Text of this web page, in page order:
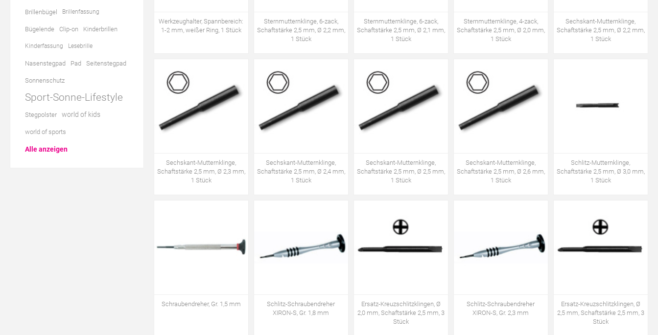
Werkzeughalter, Spannbereich:
1-2 mm, weißer Ring, 1 Stück
Sternmutternklinge, 6-zack,
Schaftstärke 2,5 mm, Ø 2,2 mm,
1 Stück
Sternmutternklinge, 6-zack,
Schaftstärke 2,5 mm, Ø 2,1 mm,
1 Stück
Sternmutternklinge, 4-zack,
Schaftstärke 2,5 mm, Ø 2,0 mm,
1 Stück
Sechskant-Mutternklinge,
Schaftstärke 2,5 mm, Ø 2,2 mm,
1 Stück
Sechskant-Mutternklinge,
Schaftstärke 2,5 mm, Ø 2,3 mm,
1 Stück
Sechskant-Mutternklinge,
Schaftstärke 2,5 mm, Ø 2,4 mm,
1 Stück
Sechskant-Mutternklinge,
Schaftstärke 2,5 mm, Ø 2,5 mm,
1 Stück
Sechskant-Mutternklinge,
Schaftstärke 2,5 mm, Ø 2,6 mm,
1 Stück
Schlitz-Mutternklinge,
Schaftstärke 2,5 mm, Ø 3,0 mm,
1 Stück
Schraubendreher, Gr. 1,5 mm
Schlitz-Schraubendreher
XIRON-S, Gr. 1,8 mm
Ersatz-Kreuzschlitzklingen, Ø
2,0 mm, Schaftstärke 2,5 mm, 3
Stück
Schlitz-Schraubendreher
XIRON-S, Gr. 2,3 mm
Ersatz-Kreuzschlitzklingen, Ø
2,5 mm, Schaftstärke 2,5 mm, 3
Stück
Brillenbügel Brillenfassung
Bügelende Clip-on Kinderbrillen
Kinderfassung Lesebrille
Nasenstegpad Pad Seitenstegpad
Sonnenschutz
Sport-Sonne-Lifestyle
Stegpolster world of kids
world of sports
Alle anzeigen